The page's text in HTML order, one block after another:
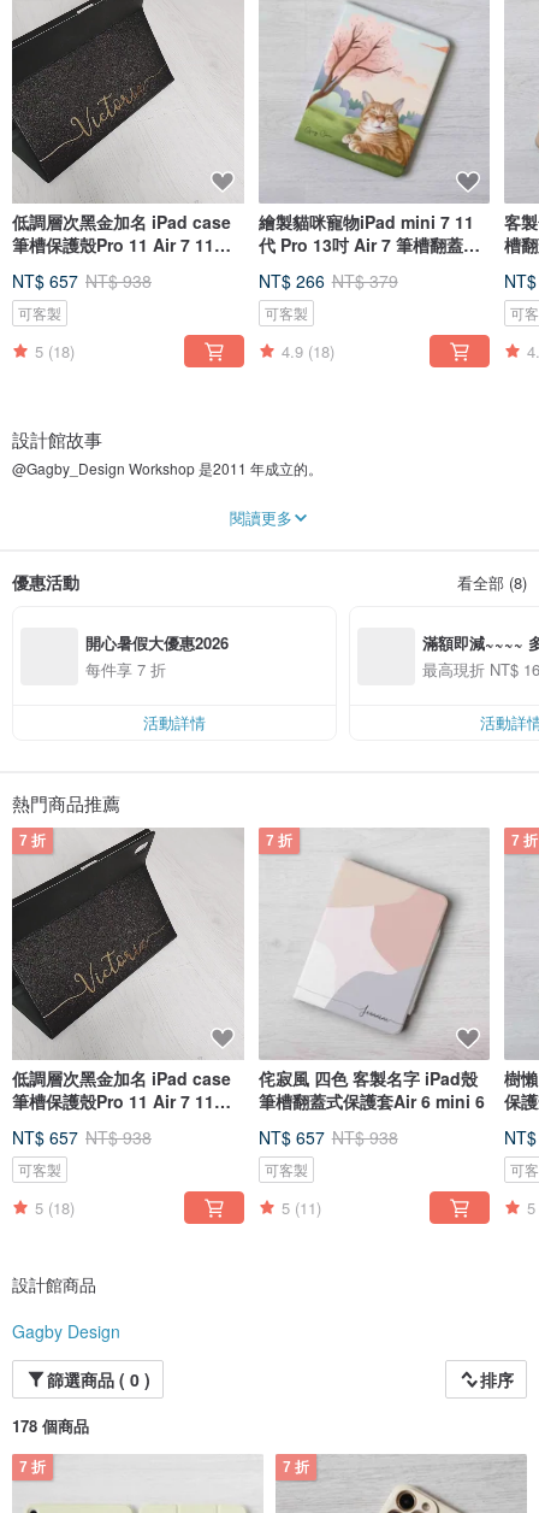
低調層次黑金加名 iPad case
筆槽保護殼Pro 11 Air 7 11代
NT$ 657 NT$ 938
可客製
5 (18)
繪製貓咪寵物iPad mini 7 11
代 Pro 13吋 Air 7 筆槽翻蓋式
NT$ 266 NT$ 379
可客製
4.9 (18)
客
槽
可
設計館故事
@Gagby_Design Workshop 是2011 年成立的。
我們根在香港, 自家設計, 自設工作室。
創作意念。我們的創作並沒有界限，有可愛的、酷的、高貴的...等等包羅萬有，
只希望不同喜好的人也能從我們找到喜愛的東西。
閱讀更多
優惠活動 看全部 (8)
開心暑假大優惠2026
每件享 7 折
活動詳情
滿額即減~~~~
MORE
最高現折 NT$
活動詳
熱門商品推薦
7 折
低調層次黑金加名 iPad case
筆槽保護殼Pro 11 Air 7 11代
NT$ 657 NT$ 938
可客製
5 (18)
7 折
侘寂風 四色 客製名字 iPad殼
筆槽翻蓋式保護套Air 6 mini 6
NT$ 657 NT$ 938
可客製
5 (11)
7 折
樹
保
可
5
設計館商品
Gagby Design
篩選商品 ( 0 )
排序
178 個商品
7 折 7 折